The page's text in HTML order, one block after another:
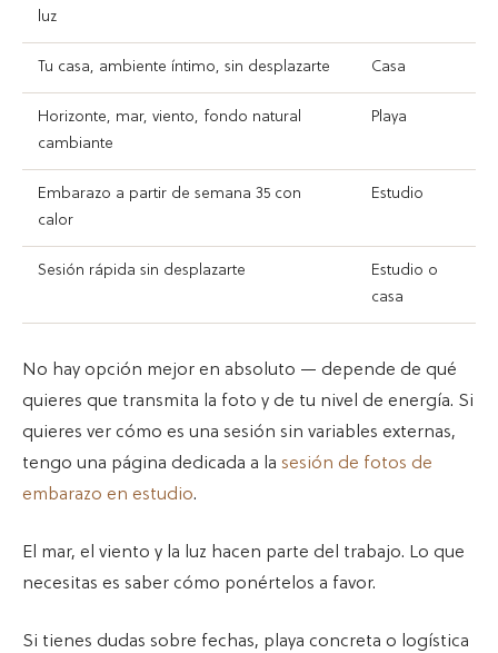
luz
Tu casa, ambiente íntimo, sin desplazarte Casa
Horizonte, mar, viento, fondo natural
cambiante
Playa
Embarazo a partir de semana 35 con
calor
Estudio
Sesión rápida sin desplazarte
Estudio o
casa
No hay opción mejor en absoluto — depende de qué
quieres que transmita la foto y de tu nivel de energía. Si
quieres ver cómo es una sesión sin variables externas,
tengo una página dedicada a la sesión de fotos de
embarazo en estudio.
El mar, el viento y la luz hacen parte del trabajo. Lo que
necesitas es saber cómo ponértelos a favor.
Si tienes dudas sobre fechas, playa concreta o logística